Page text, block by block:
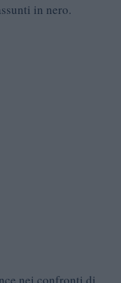
in nero.
nei confronti di